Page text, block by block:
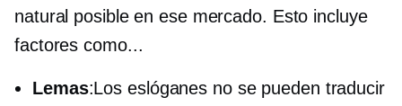
natural posible en ese mercado. Esto incluye
factores como...
Lemas:Los eslóganes no se pueden traducir